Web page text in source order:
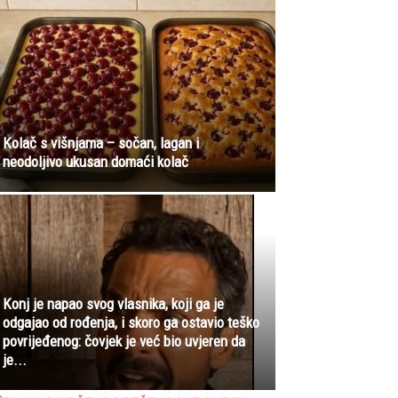
Kolač s višnjama – sočan, lagan i
neodoljivo ukusan domaći kolač
Konj je napao svog vlasnika, koji ga je
odgajao od rođenja, i skoro ga ostavio teško
povrijeđenog: čovjek je već bio uvjeren da
je...